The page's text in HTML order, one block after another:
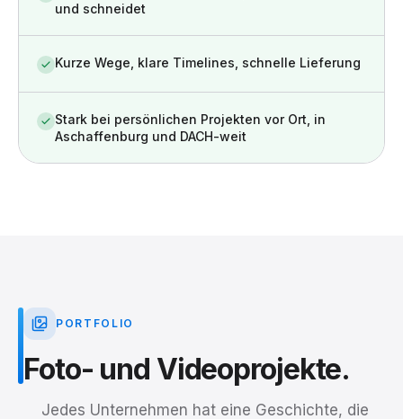
und schneidet
Kurze Wege, klare Timelines, schnelle Lieferung
Stark bei persönlichen Projekten vor Ort, in
Aschaffenburg und DACH-weit
PORTFOLIO
Foto- und Videoprojekte.
Jedes Unternehmen hat eine Geschichte, die